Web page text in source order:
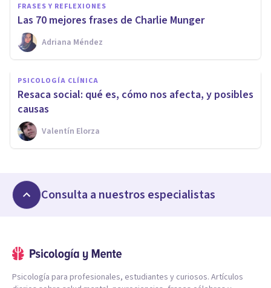
FRASES Y REFLEXIONES
Las 70 mejores frases de Charlie Munger
Adriana Méndez
PSICOLOGÍA CLÍNICA
Resaca social: qué es, cómo nos afecta, y posibles
causas
Valentín Elorza
Consulta a nuestros especialistas
Psicología para profesionales, estudiantes y curiosos. Artículos